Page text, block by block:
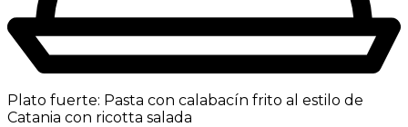
Plato fuerte: Pasta con calabacín frito al estilo de
Catania con ricotta salada